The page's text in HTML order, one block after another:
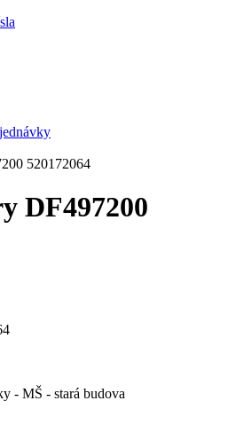
520172064
DF497200
- MŠ - stará budova